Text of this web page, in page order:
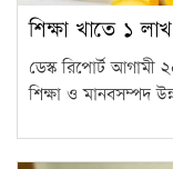
শিক্ষা খাতে ১
ডেস্ক রিপোর্ট আগামী
শিক্ষা ও মানবসম্পদ